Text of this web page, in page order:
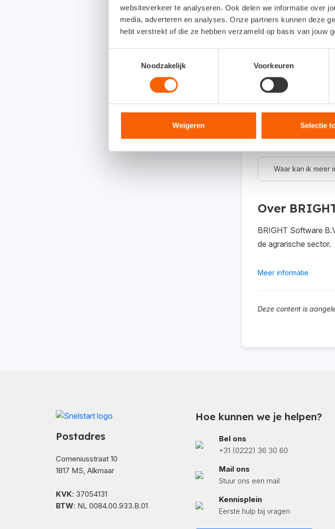
websiteverkeer te analyseren. Ook delen we informatie over
media, adverteren en analyses. Onze partners kunnen deze
hebt verstrekt of die ze hebben verzameld op basis van jouw
Noodzakelijk
Voorkeuren
Weigeren Selectie
Om wat voor type
Bij deze
Waar kan ik meer
Over
BRIGHT Software
de agrarische sector.
Meer informatie
Deze content is
Postadres
Comeniusstraat 10
1817 MS, Alkmaar
KVK: 37054131
BTW: NL 0084.00.933.B.01
Hoe kunnen we je helpen?
Bel ons
+31 (0222) 36 30 60
Mail ons
Stuur ons een mail
Kennisplein
Eerste hulp bij vragen